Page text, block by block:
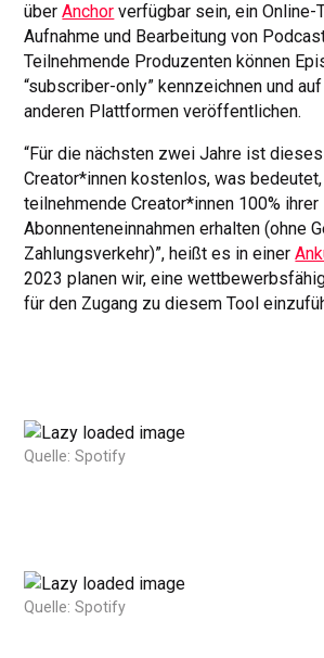
überAnchor verfügbar sein, ein Online-
Aufnahme und Bearbeitung von
Teilnehmende Produzenten können
“subscriber-only” kennzeichnen und
anderen Plattformen veröffentlichen.
“Für die nächsten zwei Jahre ist
Creator*innen kostenlos, was
teilnehmende Creator*innen 100% ihrer
Abonnenteneinnahmen erhalten (ohne
Zahlungsverkehr)”, heißt es in einer
2023 planen wir, eine
für den Zugang zu diesem Tool
Quelle: Spotify
Quelle: Spotify